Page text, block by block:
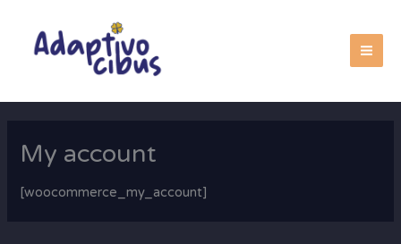
content
My account
[woocommerce_my_account]